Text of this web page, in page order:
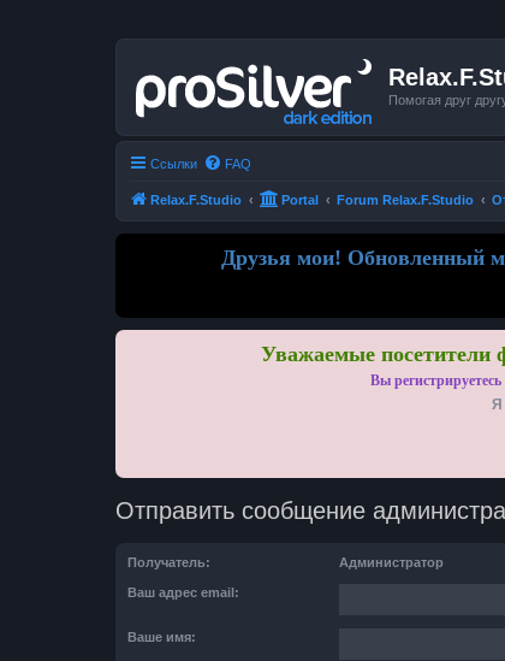
Помогая друг
Ссылки FAQ
Relax.F.Studio Portal Forum Relax.F.Studio
Друзья мои! Обновленный
Уважаемые посетители
Вы
Я
Отправить сообщение
Получатель: Администратор
Ваш адрес email:
Ваше имя: